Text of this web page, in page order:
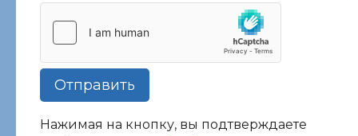
Отправить
Нажимая на кнопку, вы подтверждаете